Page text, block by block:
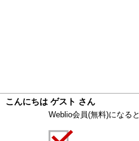
こんにちは ゲスト さん
Weblio会員(無料)になると